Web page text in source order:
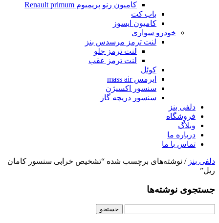
کامیون رنو پریمیوم Renault primum
باب کت
کامیون ایسوز
خودرو سواری
لنت ترمز مرسدس بنز
لنت ترمز جلو
لنت ترمز عقب
کوئل
ایرمس mass air
سنسور اکسیژن
سنسور دریچه گاز
دلفی بنز
فروشگاه
وبلاگ
درباره ما
تماس با ما
دلفی بنز / نوشته‌های برچسب شده “تشخیص خرابی سنسور کامان
ریل”
جستجوی نوشته‌ها